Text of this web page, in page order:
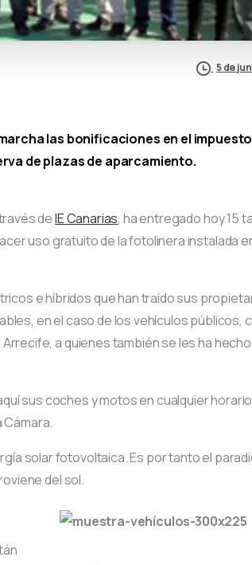
5 de
las bonificaciones en el
de plazas de aparcamiento.
deIE Canarias, ha entregado hoy 15
uso gratuito de la fotolinera instalada
e híbridos que han traído sus
en el caso de los vehículos públicos,
a quienes también se les ha hecho
sus coches y motos en cualquier
solar fotovoltaica. Es por tanto el
del sol.